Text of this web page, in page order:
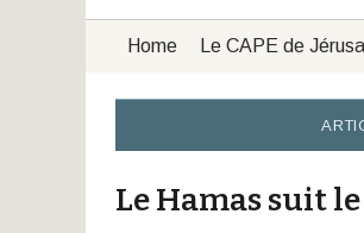
Home Le CAPE de
Le Hamas suit